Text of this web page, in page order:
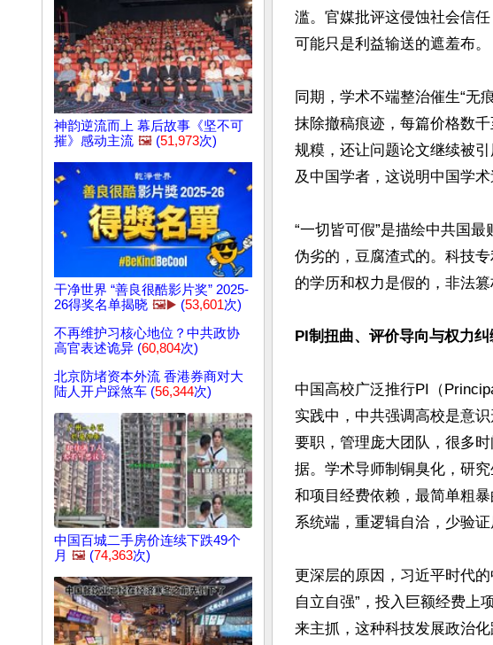
神韵逆流而上 幕后故事《坚不可
摧》感动主流 🖼️ (51,973次)
干净世界 “善良很酷影片奖” 2025-
26得奖名单揭晓 🖼️▶️ (53,601次)
不再维护习核心地位？中共政协
高官表述诡异 (60,804次)
北京防堵资本外流 香港券商对大
陆人开户踩煞车 (56,344次)
中国百城二手房价连续下跌49个
月 🖼️ (74,363次)
滥。官媒批评这侵蚀社会信
可能只是利益输送的遮羞布。
同期，学术不端整治催生“无
抹除撤稿痕迹，每篇价格数
规糢，还让问题论文继续被
及中国学者，这说明中国学
“一切皆可假”是描绘中共国
伪劣的，豆腐渣式的。科技
的学历和权力是假的，非法
PI制扭曲、评价导向与权力
中国高校广泛推行PI（
实践中，中共强调高校是意
要职，管理庞大团队，很多
据。学术导师制铜臭化，研
和项目经费依赖，最简单粗
系统端，重逻辑自洽，少验
更深层的原因，习近平时代
自立自强”，投入巨额经费上
来主抓，这种科技发展政治